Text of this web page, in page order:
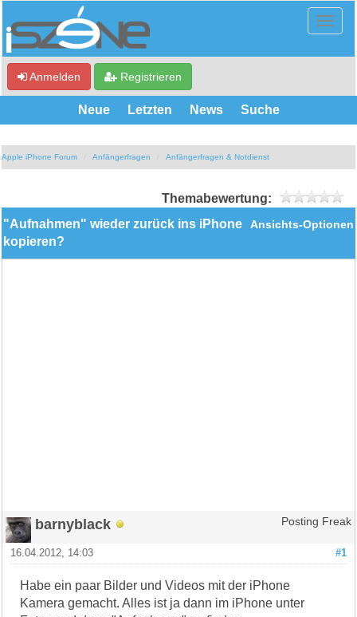
Anmelden Registrieren
Neue Letzten News Suche
Apple iPhone Forum Anfängerfragen Anfängerfragen & Notdienst
Themabewertung:
Ansichts-Optionen
"Aufnahmen" wieder zurück ins iPhone
kopieren?
barnyblack Posting Freak
#1
16.04.2012, 14:03
Habe ein paar Bilder und Videos mit der iPhone
Kamera gemacht. Alles ist ja dann im iPhone unter